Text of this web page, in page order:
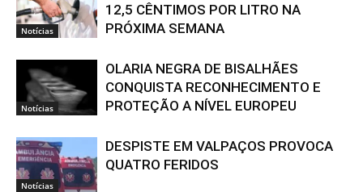
Notícias
12,5 CÊNTIMOS POR LITRO NA
PRÓXIMA SEMANA
Notícias
OLARIA NEGRA DE BISALHÃES
CONQUISTA RECONHECIMENTO E
PROTEÇÃO A NÍVEL EUROPEU
Notícias
DESPISTE EM VALPAÇOS PROVOCA
QUATRO FERIDOS